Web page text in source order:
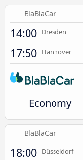
BlaBlaCar
14:00 Dresden
17:50 Hannover
Economy
BlaBlaCar
18:00 Düsseldorf